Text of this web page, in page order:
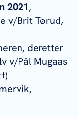
2021,
v/Brit Tørud,
deretter
v/Pål Mugaas